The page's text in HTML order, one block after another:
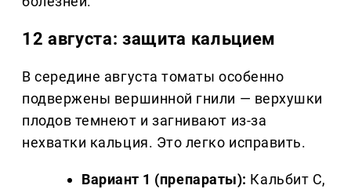
12 августа: защита кальцием
В середине августа томаты особенно
подвержены вершинной гнили — верхушки
плодов темнеют и загнивают из-за
нехватки кальция. Это легко исправить.
Вариант 1 (препараты): Кальбит С,